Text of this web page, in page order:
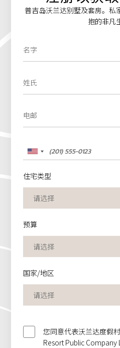
普吉岛沃兰达别墅及套房。私
抱的非凡
名字
姓氏
电邮
住宅类型
预算
国家/地区
您同意代表沃兰达度假
Resort Public